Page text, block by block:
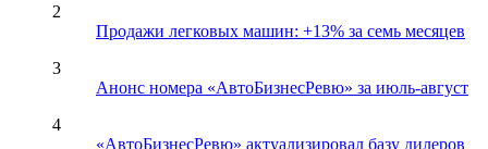
2
Продажи легковых машин: +13% за семь месяцев
3
Анонс номера «АвтоБизнесРевю» за июль-август
4
«АвтоБизнесРевю» актуализировал базу дилеров